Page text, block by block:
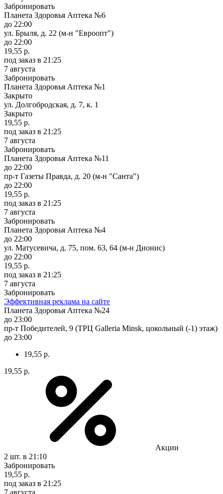
Забронировать
Планета Здоровья Аптека №6
до 22:00
ул. Брыля, д. 22 (м-н "Евроопт")
до 22:00
19,55 р.
под заказ в 21:25
7 августа
Забронировать
Планета Здоровья Аптека №1
Закрыто
ул. Долгобродская, д. 7, к. 1
Закрыто
19,55 р.
под заказ в 21:25
7 августа
Забронировать
Планета Здоровья Аптека №11
до 22:00
пр-т Газеты Правда, д. 20 (м-н "Санта")
до 22:00
19,55 р.
под заказ в 21:25
7 августа
Забронировать
Планета Здоровья Аптека №4
до 22:00
ул. Матусевича, д. 75, пом. 63, 64 (м-н Дионис)
до 22:00
19,55 р.
под заказ в 21:25
7 августа
Забронировать
Эффективная реклама на сайте
Планета Здоровья Аптека №24
до 23:00
пр-т Победителей, 9 (ТРЦ Galleria Minsk, цокольный (-1) этаж)
до 23:00
19,55 р.
19,55 р.
Акции
2 шт. в 21:10
Забронировать
19,55 р.
под заказ в 21:25
7 августа